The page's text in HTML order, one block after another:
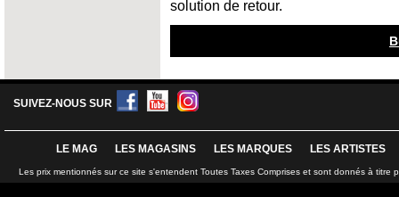
solution de retour.
SUIVEZ-NOUS SUR
LE MAG LES MAGASINS LES MARQUES LES ARTISTES
Les prix mentionnés sur ce site s'entendent Toutes Taxes Comprises et sont donnés à